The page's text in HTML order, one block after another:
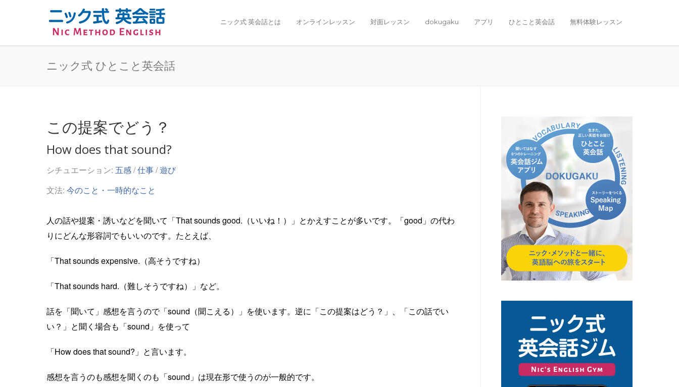
ニック式 英会話とは オンラインレッスン 対面レッスン dokugaku アプリ ひとこと英会話 無料体験レッスン
ニック式 ひとこと英会話
この提案でどう？
How does that sound?
シチュエーション: 五感/仕事/遊び
文法: 今のこと・一時的なこと
人の話や提案・誘いなどを聞いて「That sounds good.（いいね！）」とかえすことが多いです。「good」の代わ
りにどんな形容詞でもいいのです。たとえば、
「That sounds expensive.（高そうですね）
「That sounds hard.（難しそうですね）」など。
話を「聞いて」感想を言うので「sound（聞こえる）」を使います。逆に「この提案はどう？」、「この話でい
い？」と聞く場合も「sound」を使って
「How does that sound?」と言います。
感想を言うのも感想を聞くのも「sound」は現在形で使うのが一般的です。